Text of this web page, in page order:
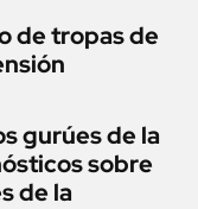
de tropas de
gurúes de la
sobre
de la